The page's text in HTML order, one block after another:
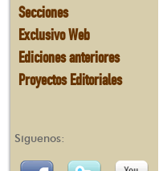
Secciones
Exclusivo Web
Ediciones anteriores
Proyectos Editoriales
Síguenos: